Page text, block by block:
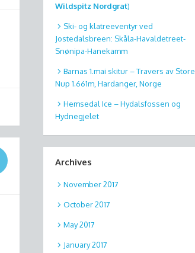
Wildspitz Nordgrat)
Ski- og klatreeventyr ved
Jostedalsbreen: Skåla-Havaldetreet-
Snønipa-Hanekamm
Barnas 1.mai skitur – Travers av Store
Nup 1.661m, Hardanger, Norge
Hemsedal Ice – Hydalsfossen og
Hydnegjelet
Archives
November 2017
October 2017
May 2017
January 2017